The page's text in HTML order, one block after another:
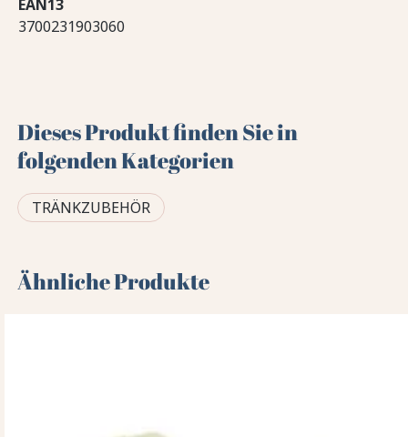
EAN13
3700231903060
Dieses Produkt finden Sie in
folgenden Kategorien
TRÄNKZUBEHÖR
Ähnliche Produkte